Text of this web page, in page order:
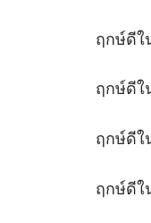
ฤกษ์ดี
ฤกษ์ดี
ฤกษ์ดี
ฤกษ์ดี